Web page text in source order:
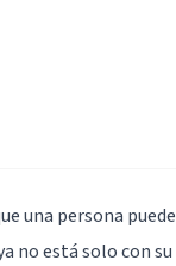
una persona puede
no está solo con su